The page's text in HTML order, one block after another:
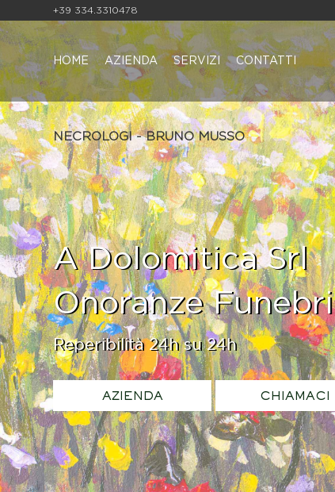
+39 334.3310478
HOME AZIENDA SERVIZI CONTATTI
A Dolomitica Srl
Onoranze Funebri
Reperibilità 24h su 24h
AZIENDA CHIAMACI
NECROLOGI - BRUNO MUSSO